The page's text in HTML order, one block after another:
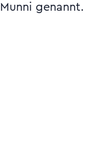
genannt.